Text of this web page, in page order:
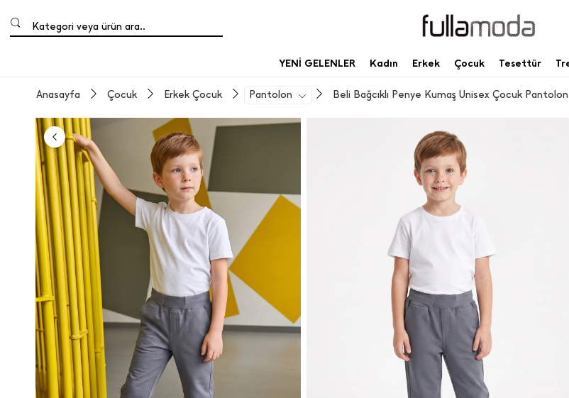
Kategori veya ürün ara..
YENİ GELENLER Kadın Erkek Çocuk Tesettür
Beli Bağcıklı Penye Kumaş Unisex Çocuk Pantolon
Pantolon
Erkek Çocuk
Çocuk
Anasayfa